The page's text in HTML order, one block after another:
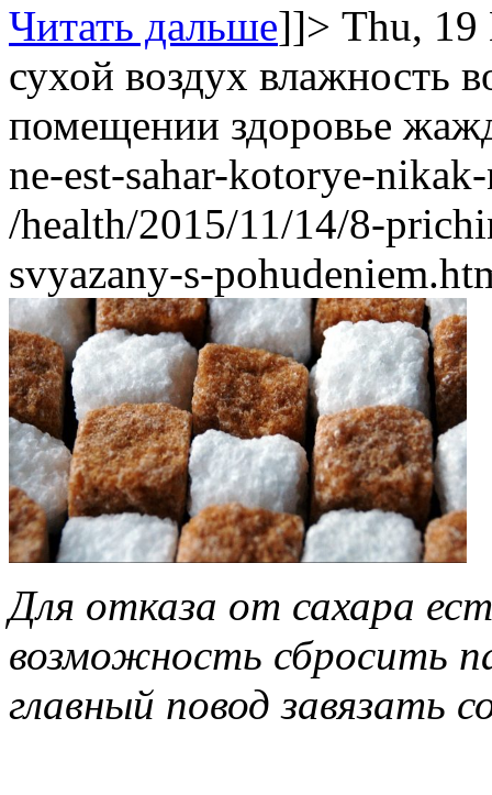
Читать дальше]]> Thu, 19
сухой воздух влажность
помещении здоровье
ne-est-sahar-kotorye-
/health/2015/11/14/8-
svyazany-s-
Для отказа от сахара
возможность сбросить
главный повод завязать